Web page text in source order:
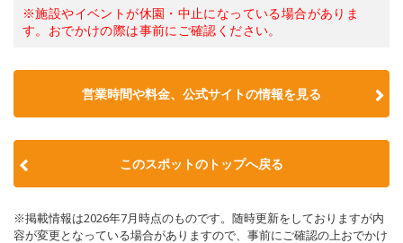
※施設やイベントが休園・中止になっている場合がありま
す。おでかけの際は事前にご確認ください。
営業時間や料金、公式サイトの情報を見る
このスポットのトップへ戻る
※掲載情報は2026年7月時点のものです。随時更新をしておりますが内
容が変更となっている場合がありますので、事前にご確認の上おでかけ